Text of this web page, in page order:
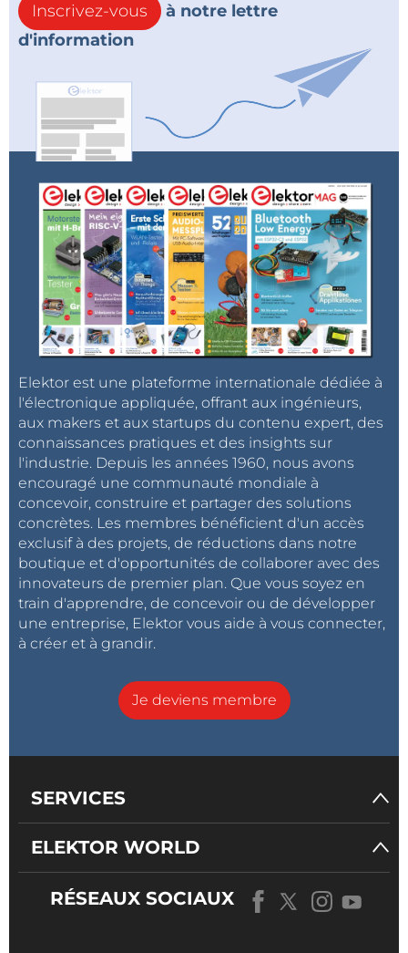
Inscrivez-vous
à notre lettre
d'information
Elektor est une plateforme internationale dédiée à
l'électronique appliquée, offrant aux ingénieurs,
aux makers et aux startups du contenu expert, des
connaissances pratiques et des insights sur
l'industrie. Depuis les années 1960, nous avons
encouragé une communauté mondiale à
concevoir, construire et partager des solutions
concrètes. Les membres bénéficient d'un accès
exclusif à des projets, de réductions dans notre
boutique et d'opportunités de collaborer avec des
innovateurs de premier plan. Que vous soyez en
train d'apprendre, de concevoir ou de développer
une entreprise, Elektor vous aide à vous connecter,
à créer et à grandir.
Je deviens membre
SERVICES
ELEKTOR WORLD
RÉSEAUX SOCIAUX